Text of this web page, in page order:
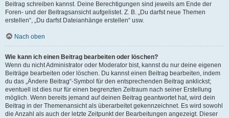
Beitrag schreiben kannst. Deine Berechtigungen sind jeweils am Ende der
Foren- und der Beitragsansicht aufgelistet. Z. B. „Du darfst neue Themen
erstellen“, „Du darfst Dateianhänge erstellen“ usw.
Nach oben
Wie kann ich einen Beitrag bearbeiten oder löschen?
Wenn du nicht Administrator oder Moderator bist, kannst du nur deine eigenen
Beiträge bearbeiten oder löschen. Du kannst einen Beitrag bearbeiten, indem
du das „Ändere Beitrag“-Symbol für den entsprechenden Beitrag anklickst;
eventuell ist dies nur für einen begrenzten Zeitraum nach seiner Erstellung
möglich. Wenn bereits jemand auf deinen Beitrag geantwortet hat, wird dein
Beitrag in der Themenansicht als überarbeitet gekennzeichnet. Es wird sowohl
die Anzahl als auch der letzte Zeitpunkt der Bearbeitungen angezeigt. Dieser